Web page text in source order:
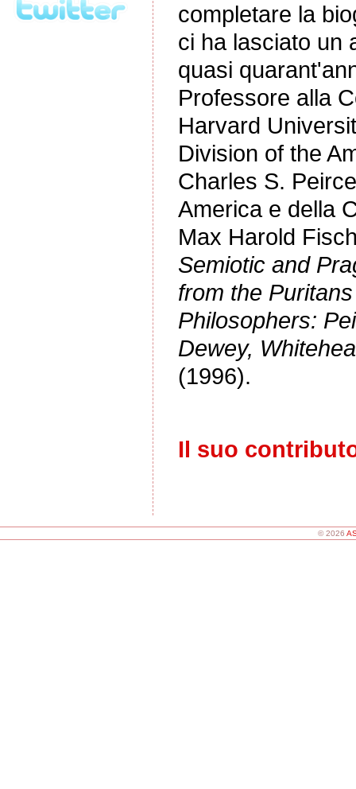
completare la
ci ha lasciato un
quasi
Professore alla
Harvard
Division of the
Charles S.
America e della
Max Harold
Semiotic and
from the
Philosophers:
Dewey,
(1996).
Il suo
© 2026